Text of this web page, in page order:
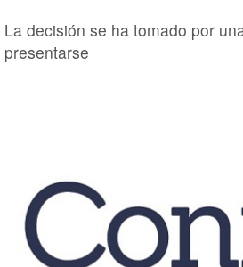
La decisión se ha tomado por
presentarse